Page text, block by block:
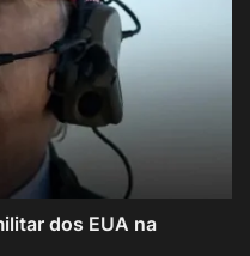
dos EUA na